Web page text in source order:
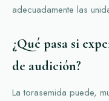
adecuadamente las
¿Qué pasa si
de audición?
La torasemida puede,